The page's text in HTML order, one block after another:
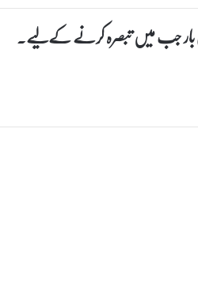
بار جب میں تبصرہ کرنے کےلیے۔